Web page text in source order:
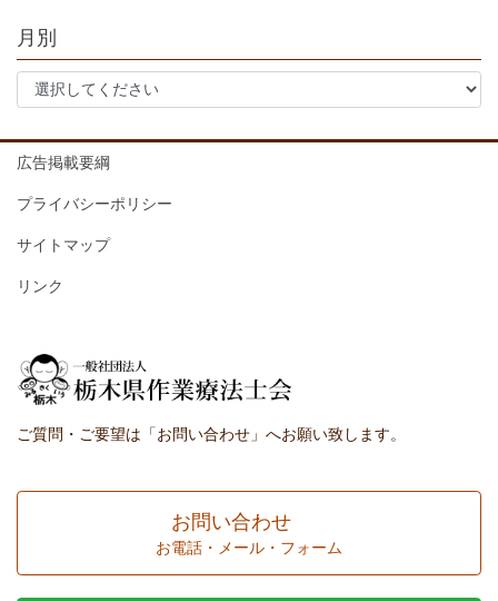
月別
広告掲載要綱
プライバシーポリシー
サイトマップ
リンク
ご質問・ご要望は「お問い合わせ」へお願い致します。
お問い合わせ
お電話・メール・フォーム